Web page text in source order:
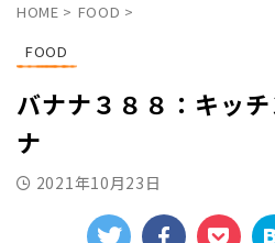
HOME > FOOD >
FOOD
バナナ３８８：キッ
ナ
2021年10月23日